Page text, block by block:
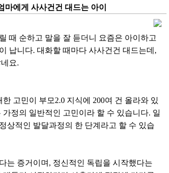
마에게 사사건건 대드는 아이
때 순하고 말을 잘 듣더니 요즘은 아이하고
납니다. 대화할 때마다 사사건건 대드는데,
요.
고민이 부모2.0 지식에 200여 건 올라와 있
정의 일반적인 고민이라 할 수 있습니다. 일
상적인 발달과정의 한 단계라고 할 수 있습
는 증거이며, 정신적인 독립을 시작했다는